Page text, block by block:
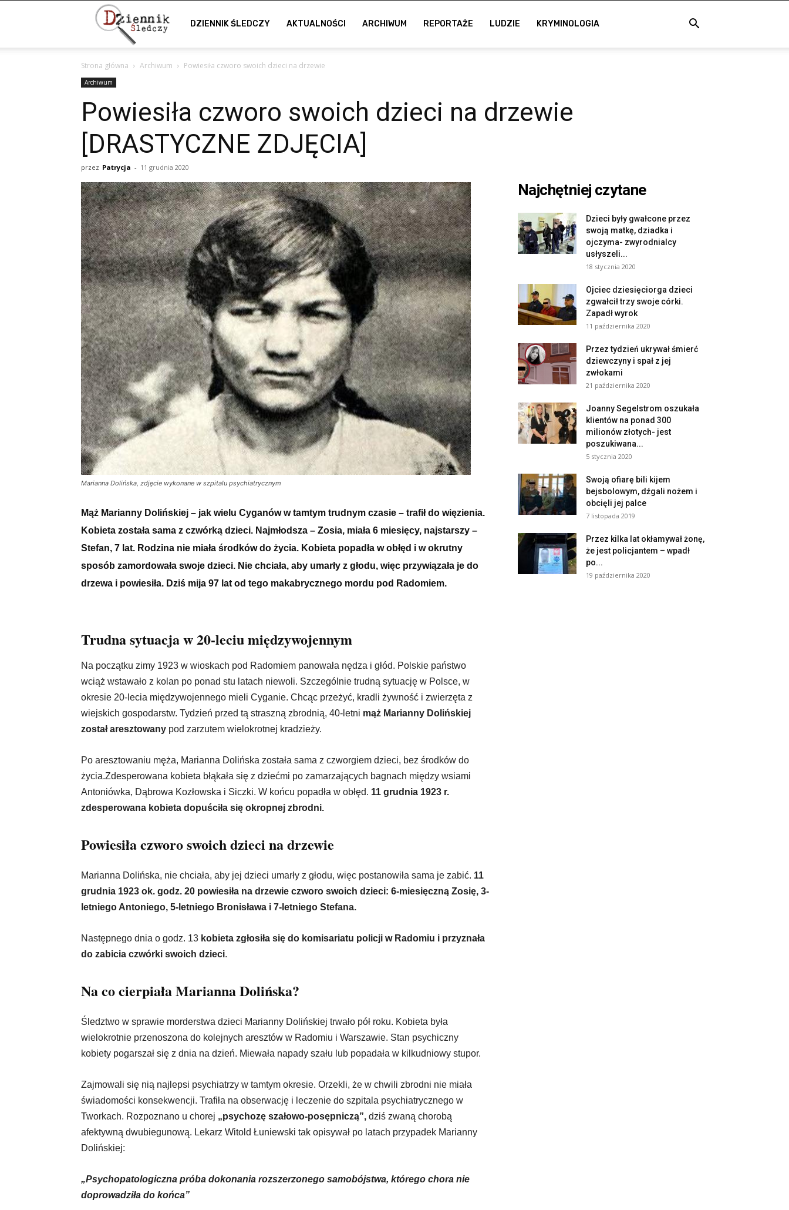
Dziennik
Śledczy
DZIENNIK ŚLEDCZY AKTUALNOŚCI ARCHIWUM REPORTAŻE LUDZIE KRYMINOLOGIA
Strona główna Archiwum Powiesiła czworo swoich dzieci na drzewie
Archiwum
Powiesiła czworo swoich dzieci na drzewie
[DRASTYCZNE ZDJĘCIA]
przez Patrycja - 11 grudnia 2020
Marianna Dolińska, zdjęcie wykonane w szpitalu psychiatrycznym
Mąż Marianny Dolińskiej – jak wielu Cyganów w tamtym trudnym czasie – trafił do więzienia.
Kobieta została sama z czwórką dzieci. Najmłodsza – Zosia, miała 6 miesięcy, najstarszy –
Stefan, 7 lat. Rodzina nie miała środków do życia. Kobieta popadła w obłęd i w okrutny
sposób zamordowała swoje dzieci. Nie chciała, aby umarły z głodu, więc przywiązała je do
drzewa i powiesiła. Dziś mija 97 lat od tego makabrycznego mordu pod Radomiem.
Trudna sytuacja w 20-leciu międzywojennym
Na początku zimy 1923 w wioskach pod Radomiem panowała nędza i głód. Polskie państwo
wciąż wstawało z kolan po ponad stu latach niewoli. Szczególnie trudną sytuację w Polsce, w
okresie 20-lecia międzywojennego mieli Cyganie. Chcąc przeżyć, kradli żywność i zwierzęta z
wiejskich gospodarstw. Tydzień przed tą straszną zbrodnią, 40-letni mąż Marianny Dolińskiej
został aresztowany pod zarzutem wielokrotnej kradzieży.
Po aresztowaniu męża, Marianna Dolińska została sama z czworgiem dzieci, bez środków do
życia.Zdesperowana kobieta błąkała się z dziećmi po zamarzających bagnach między wsiami
Antoniówka, Dąbrowa Kozłowska i Siczki. W końcu popadła w obłęd. 11 grudnia 1923 r.
zdesperowana kobieta dopuściła się okropnej zbrodni.
Powiesiła czworo swoich dzieci na drzewie
Marianna Dolińska, nie chciała, aby jej dzieci umarły z głodu, więc postanowiła sama je zabić. 11
grudnia 1923 ok. godz. 20 powiesiła na drzewie czworo swoich dzieci: 6-miesięczną Zosię, 3-
letniego Antoniego, 5-letniego Bronisława i 7-letniego Stefana.
Następnego dnia o godz. 13 kobieta zgłosiła się do komisariatu policji w Radomiu i przyznała
do zabicia czwórki swoich dzieci.
Na co cierpiała Marianna Dolińska?
Śledztwo w sprawie morderstwa dzieci Marianny Dolińskiej trwało pół roku. Kobieta była
wielokrotnie przenoszona do kolejnych aresztów w Radomiu i Warszawie. Stan psychiczny
kobiety pogarszał się z dnia na dzień. Miewała napady szału lub popadała w kilkudniowy stupor.
Zajmowali się nią najlepsi psychiatrzy w tamtym okresie. Orzekli, że w chwili zbrodni nie miała
świadomości konsekwencji. Trafiła na obserwację i leczenie do szpitala psychiatrycznego w
Tworkach. Rozpoznano u chorej „psychozę szałowo-posępniczą”, dziś zwaną chorobą
afektywną dwubiegunową. Lekarz Witold Łuniewski tak opisywał po latach przypadek Marianny
Dolińskiej:
„Psychopatologiczna próba dokonania rozszerzonego samobójstwa, którego chora nie
doprowadziła do końca”
Najchętniej czytane
Dzieci były gwałcone przez
swoją matkę, dziadka i
ojczyma- zwyrodnialcy
usłyszeli...
18 stycznia 2020
Ojciec dziesięciorga dzieci
zgwałcił trzy swoje córki.
Zapadł wyrok
11 października 2020
Przez tydzień ukrywał śmierć
dziewczyny i spał z jej
zwłokami
21 października 2020
Joanny Segelstrom oszukała
klientów na ponad 300
milionów złotych- jest
poszukiwana...
5 stycznia 2020
Swoją ofiarę bili kijem
bejsbolowym, dźgali nożem i
obcięli jej palce
7 listopada 2019
Przez kilka lat okłamywał żonę,
że jest policjantem – wpadł
po...
19 października 2020